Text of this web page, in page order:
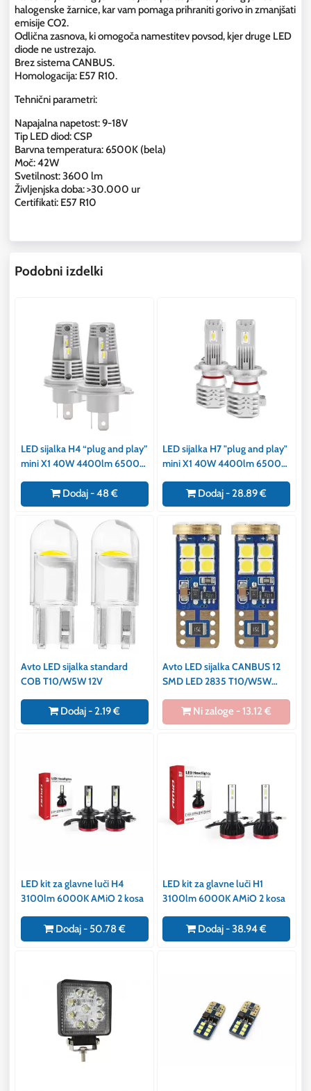
halogenske žarnice, kar vam pomaga prihraniti gorivo in zmanjšati
emisije CO2.
Odlična zasnova, ki omogoča namestitev povsod, kjer druge LED
diode ne ustrezajo.
Brez sistema CANBUS.
Homologacija: E57 R10.
Tehnični parametri:
Napajalna napetost: 9-18V
Tip LED diod: CSP
Barvna temperatura: 6500K (bela)
Moč: 42W
Svetilnost: 3600 lm
Življenjska doba: >30.000 ur
Certifikati: E57 R10
Podobni izdelki
LED sijalka H4 “plug and play”
mini X1 40W 4400lm 6500K
Dodaj - 48 €
LED sijalka H7 "plug and play"
mini X1 40W 4400lm 6500K
Dodaj - 28.89 €
Avto LED sijalka standard
COB T10/W5W 12V
Dodaj - 2.19 €
Avto LED sijalka CANBUS 12
SMD LED 2835 T10/W5W
Ni zaloge - 13.12 €
LED kit za glavne luči H4
3100lm 6000K AMiO 2 kosa
Dodaj - 50.78 €
LED kit za glavne luči H1
3100lm 6000K AMiO 2 kosa
Dodaj - 38.94 €